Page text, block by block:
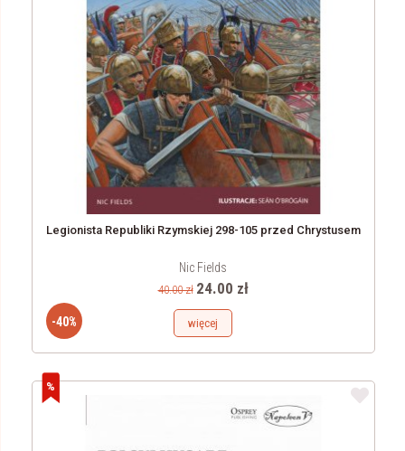
-40%
Legionista Republiki Rzymskiej 298-105 przed Chrystusem
Nic Fields
40.00 zł 24.00 zł
więcej